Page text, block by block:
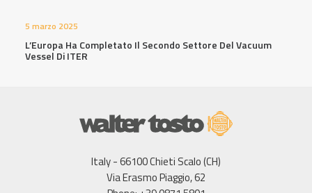
5 marzo 2025
L’Europa Ha Completato Il Secondo Settore Del Vacuum
Vessel Di ITER
Italy - 66100 Chieti Scalo (CH)
Via Erasmo Piaggio, 62